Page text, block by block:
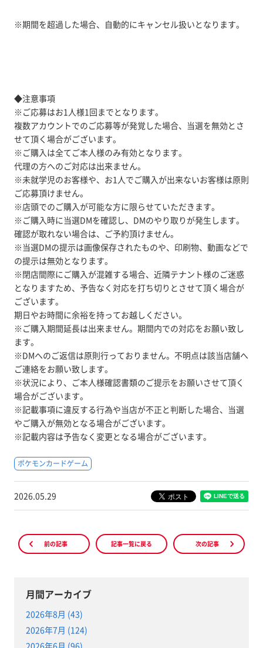
※期間を超過した場合、自動的にキャンセル扱いとなります。
◆注意事項
※ご応募はお1人様1回までとなります。
複数アカウントでのご応募等が発覚した場合、当選を無効とさ
せて頂く場合がございます。
※ご購入は全てご本人様のみ有効となります。
代理の方へのご対応は出来ません。
※未就学児のお客様や、お1人でご購入が出来ないお客様は原則
ご応募頂けません。
※店頭でのご購入が可能な方に限らせていただきます。
※ご購入時に当選DMを確認し、DMのやり取りが発生します。
確認が取れない場合は、ご予約頂けません。
※当選DMの提示は画像保存されたものや、印刷物、動画などで
の提示は無効となります。
※閉店間際にご購入が混雑する場合、近隣テナント様のご迷惑
となりますため、予告なく対応を打ち切りとさせて頂く場合が
ございます。
期日やお時間に余裕を持ってお越しください。
※ご購入期間延長は出来ません。期間内での対応をお願い致し
ます。
※DMへのご返信は原則行っておりません。不明点は該当店舗へ
ご連絡をお願い致します。
※状況により、ご本人様確認書類のご提示をお願いさせて頂く
場合がございます。
※記載事項に違反する行為や当店が不正と判断した場合、当選
やご購入が無効となる場合がございます。
※記載内容は予告なく変更となる場合がございます。
ポケモンカードゲーム
2026.05.29
前の記事 記事一覧に戻る 次の記事
月間アーカイブ
2026年8月 (43)
2026年7月 (124)
2026年6月 (96)